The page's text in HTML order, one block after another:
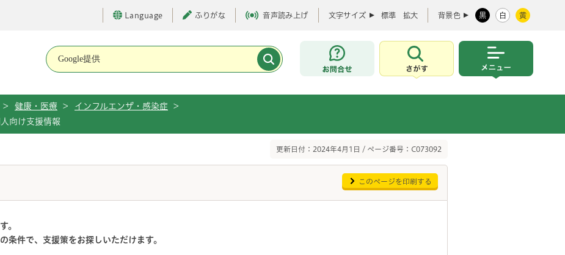
Language ふりがな 音声読み上げ 文字サイズ 標準 拡大 背景色 黒 白 黄
お問合せ
さがす
> 健康・医療 > インフルエンザ・感染症
>
向け支援情報
更新日付：2024年4月1日 / ページ番号：C073092
このページを印刷する
。
条件で、支援策をお探しいただけます。